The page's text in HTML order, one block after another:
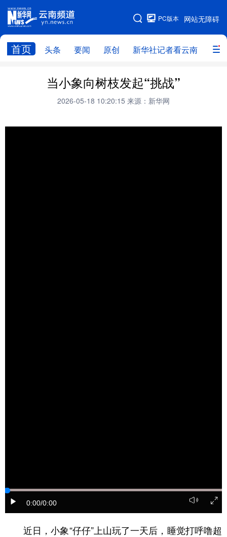
网站无障碍
PC版本
首页 头条 要闻 原创 新华社记者看云南 政务
网站地图
头条 云南要闻 本网原创
新华社记者看云南 政务
当小象向树枝发起“挑战”
2026-05-18 10:20:15 来源：新华网
0:00/0:00
近日，小象“仔仔”上山玩了一天后，睡觉打呼噜超